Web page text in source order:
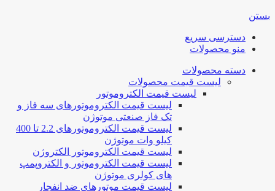
بستن
دسترسی سریع
منو محصولات
دسته محصولات
لیست قیمت محصولات
لیست قیمت الکتروموتور
لیست قیمت الکتروموتورهای سه فاز و
تک فاز صنعتی موتوژن
لیست قیمت الکتروموتورهای 2.2 تا 400
کیلو وات موتوژن
لیست قیمت الکتروموتور الکتروژن
لیست قیمت الکتروموتور و الکتروپمپ
های کولری موتوژن
لیست قیمت موتورهای ضد انفجار